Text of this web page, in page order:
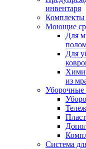
инвентаря
Комплекты
Моющие
Для
Для
из
Уборочные
Система